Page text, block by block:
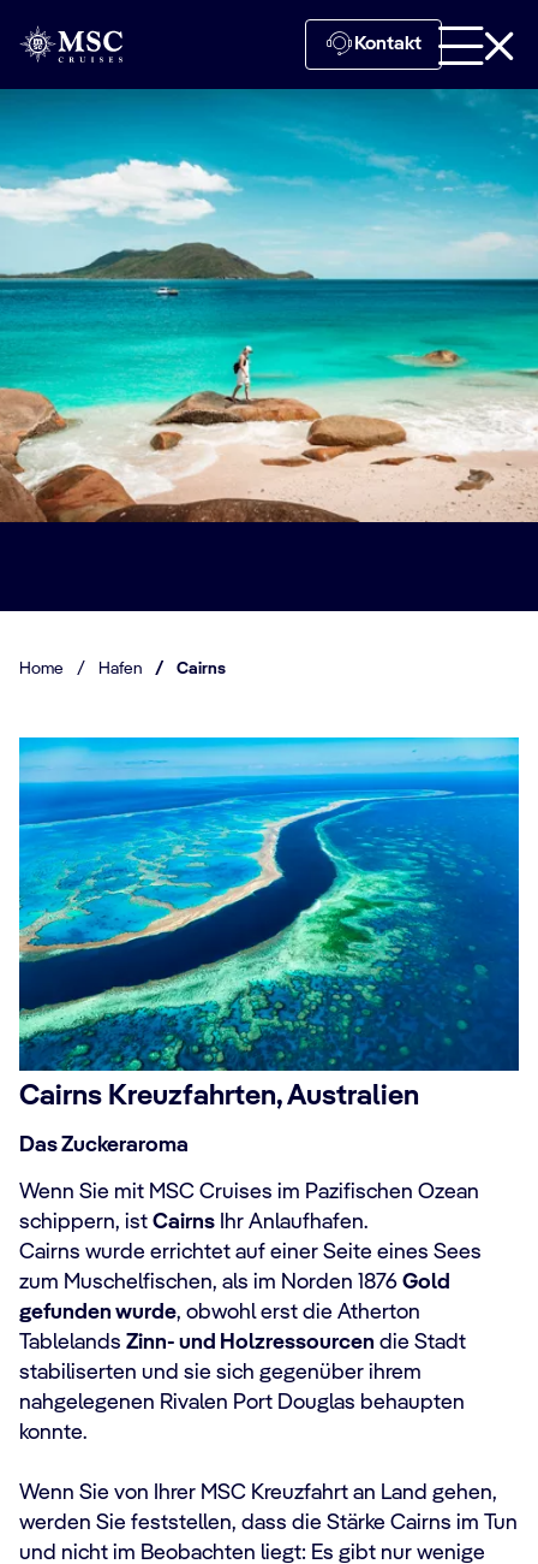
Kontakt
Home / Hafen / Cairns
Cairns Kreuzfahrten, Australien
Das Zuckeraroma
Wenn Sie mit MSC Cruises im Pazifischen Ozean
schippern, ist Cairns Ihr Anlaufhafen.
Cairns wurde errichtet auf einer Seite eines Sees
zum Muschelfischen, als im Norden 1876 Gold
gefunden wurde, obwohl erst die Atherton
Tablelands Zinn- und Holzressourcen die Stadt
stabiliserten und sie sich gegenüber ihrem
nahgelegenen Rivalen Port Douglas behaupten
konnte.
Wenn Sie von Ihrer MSC Kreuzfahrt an Land gehen,
werden Sie feststellen, dass die Stärke Cairns im Tun
und nicht im Beobachten liegt: Es gibt nur wenige